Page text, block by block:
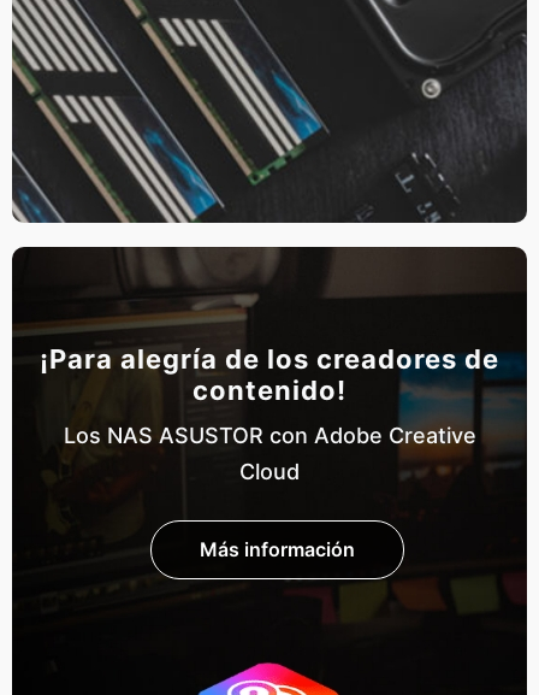
¡Para alegría de los creadores de
contenido!
Los NAS ASUSTOR con Adobe Creative
Cloud
Más información